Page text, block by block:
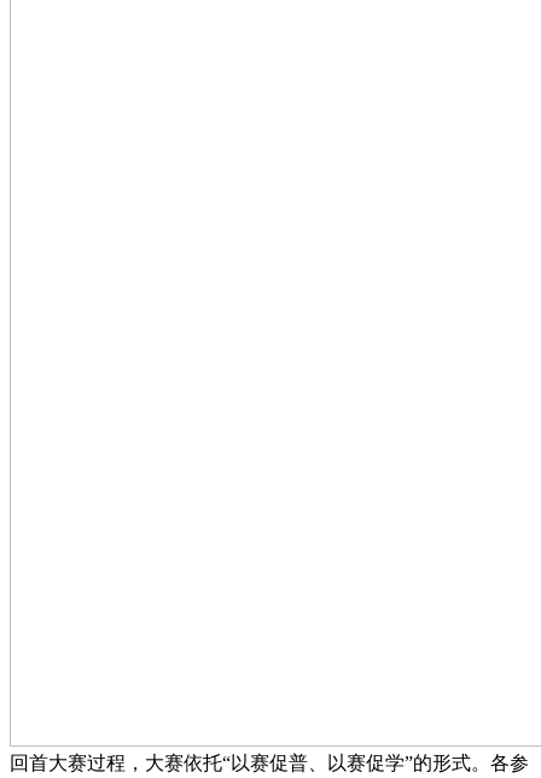
回首大赛过程，大赛依托“以赛促普、以赛促学”的形式。各参